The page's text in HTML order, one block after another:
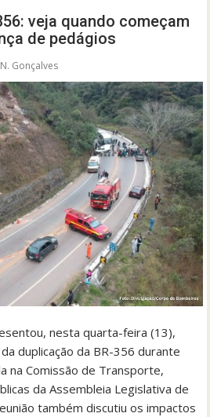
veja quando começam
de pedágios
Gonçalves
nesta quarta-feira (13),
duplicação da BR-356 durante
na Comissão de Transporte,
da Assembleia Legislativa de
também discutiu os impactos